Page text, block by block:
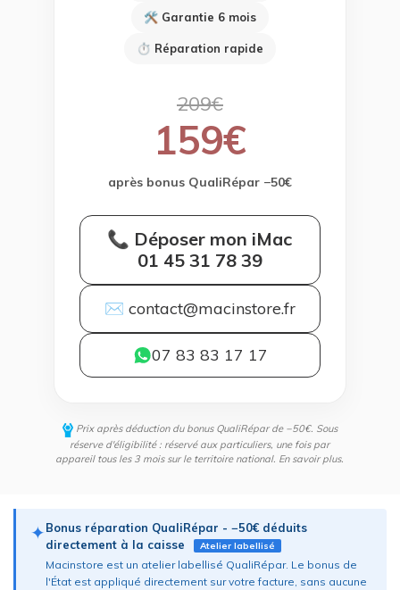
🛠 Garantie 6 mois
⏱ Réparation rapide
209€
159€
après bonus QualiRépar −50€
📞 Déposer mon iMac
01 45 31 78 39
✉ contact@macinstore.fr
07 83 83 17 17
Prix après déduction du bonus QualiRépar de −50€. Sous
réserve d'éligibilité : réservé aux particuliers, une fois par
appareil tous les 3 mois sur le territoire national. En savoir plus.
✦Bonus réparation QualiRépar - −50€ déduits
directement à la caisse
Atelier labellisé
Macinstore est un atelier labellisé QualiRépar. Le bonus de
l'État est appliqué directement sur votre facture, sans aucune